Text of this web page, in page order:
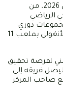
لم يتمكن الملعب المالي اليوم، السبت 31 جانفي 2026، من
الرياضي
دوري
أبطال إفريقيا الذي جمعه بمضيفه بيترو لواندا الأنغولي بملعب 11
لفرصة تحقيق
بعد أن أضاع ركلة جزاء في الدقيقة 79، ليصل فريقه إلى
صاحب المركز